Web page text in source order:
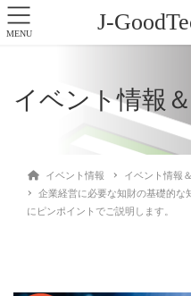
J-
イベント情報
イベント情報
イベント情報
企業経営に必要な知財の基礎的な
にピンポイントでご説明します。
MENU